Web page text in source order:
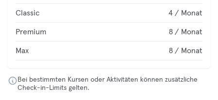
Classic 4 / Monat
Premium 8 / Monat
Max 8 / Monat
Bei bestimmten Kursen oder Aktivitäten können zusätzliche
Check-in-Limits gelten.